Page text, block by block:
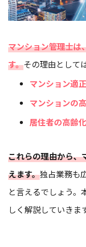
マンション管理士は
す。その理由として
マンション適
マンションの
居住者の高齢化
これらの理由から、
えます。独占業務も
と言えるでしょう。
しく解説していきま